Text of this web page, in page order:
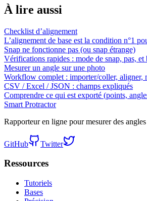
À lire aussi
Checklist d’alignement
L’alignement de base est la condition n°1
Snap ne fonctionne pas (ou snap étrange)
Vérifications rapides : mode de snap, pas, et
Mesurer un angle sur une photo
Workflow complet : importer/coller, aligner,
CSV / Excel / JSON : champs expliqués
Comprendre ce qui est exporté (points,
Smart Protractor
Rapporteur en ligne pour mesurer des
GitHub Twitter
Ressources
Tutoriels
Bases